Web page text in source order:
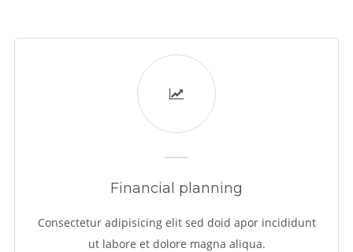
Financial planning
Consectetur adipisicing elit sed doid apor incididunt
ut labore et dolore magna aliqua.